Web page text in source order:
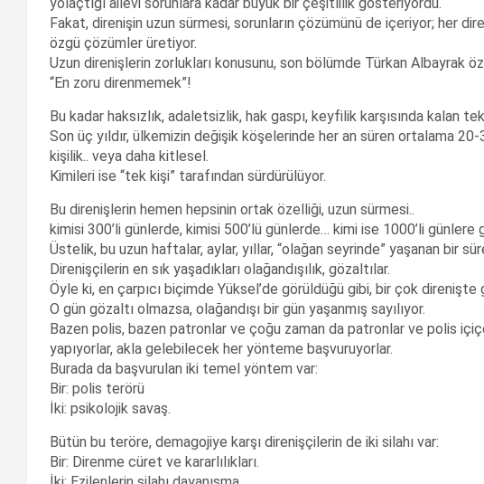
Fakat, direnişin uzun sürmesi, sorunların çözümünü de içeriyor; her
özgü çözümler üretiyor.
Uzun direnişlerin zorlukları konusunu, son bölümde Türkan Albayrak
“En zoru direnmemek”!
Bu kadar haksızlık, adaletsizlik, hak gaspı, keyfilik karşısında kalan
Son üç yıldır, ülkemizin değişik köşelerinde her an süren ortalama
kişilik.. veya daha kitlesel.
Kimileri ise “tek kişi” tarafından sürdürülüyor.
Bu direnişlerin hemen hepsinin ortak özelliği, uzun sürmesi..
kimisi 300’li günlerde, kimisi 500’lü günlerde… kimi ise 1000’li günlere
Üstelik, bu uzun haftalar, aylar, yıllar, “olağan seyrinde” yaşanan bir
Direnişçilerin en sık yaşadıkları olağandışılık, gözaltılar.
Öyle ki, en çarpıcı biçimde Yüksel’de görüldüğü gibi, bir çok direnişte
O gün gözaltı olmazsa, olağandışı bir gün yaşanmış sayılıyor.
Bazen polis, bazen patronlar ve çoğu zaman da patronlar ve polis
yapıyorlar, akla gelebilecek her yönteme başvuruyorlar.
Burada da başvurulan iki temel yöntem var:
Bir: polis terörü
İki: psikolojik savaş.
Bütün bu teröre, demagojiye karşı direnişçilerin de iki silahı var:
Bir: Direnme cüret ve kararlılıkları.